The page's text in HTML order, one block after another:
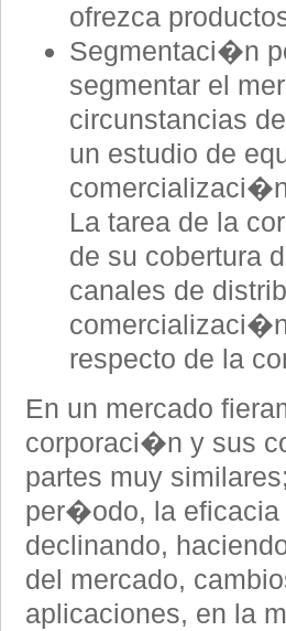
ofrezca
Segmentaci�n
segmentar el
circunstancias
un estudio de
La tarea de la
de su cobertura
canales de
respecto de la
En un mercado
corporaci�n y sus
partes muy
per�odo, la
declinando,
del mercado,
aplicaciones, en la